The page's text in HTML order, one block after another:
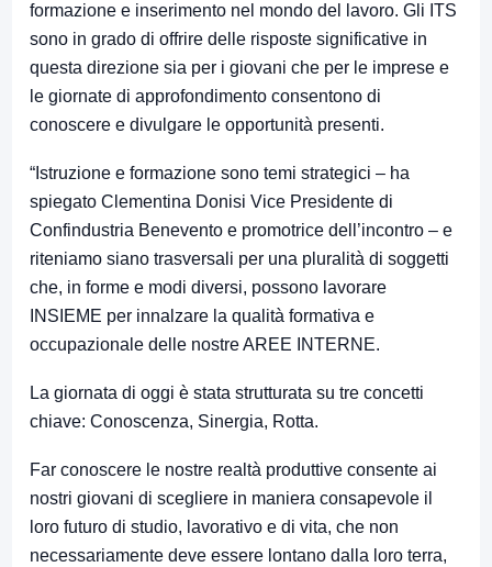
formazione e inserimento nel mondo del lavoro. Gli ITS
sono in grado di offrire delle risposte significative in
questa direzione sia per i giovani che per le imprese e
le giornate di approfondimento consentono di
conoscere e divulgare le opportunità presenti.
“Istruzione e formazione sono temi strategici – ha
spiegato Clementina Donisi Vice Presidente di
Confindustria Benevento e promotrice dell’incontro – e
riteniamo siano trasversali per una pluralità di soggetti
che, in forme e modi diversi, possono lavorare
INSIEME per innalzare la qualità formativa e
occupazionale delle nostre AREE INTERNE.
La giornata di oggi è stata strutturata su tre concetti
chiave: Conoscenza, Sinergia, Rotta.
Far conoscere le nostre realtà produttive consente ai
nostri giovani di scegliere in maniera consapevole il
loro futuro di studio, lavorativo e di vita, che non
necessariamente deve essere lontano dalla loro terra,